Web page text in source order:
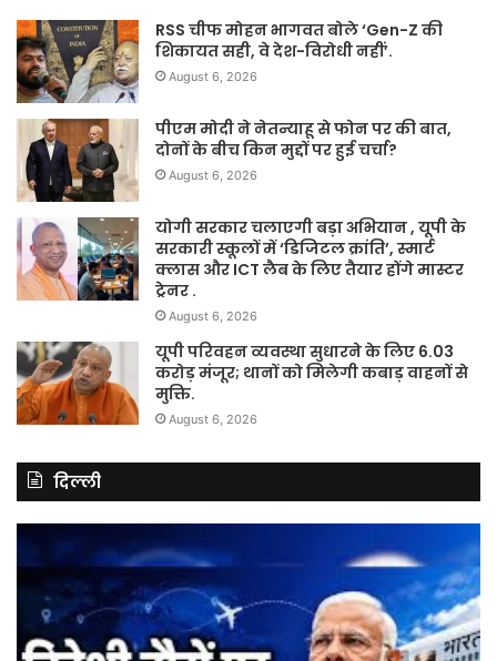
RSS चीफ मोहन भागवत बोले ‘Gen-Z की
शिकायत सही, वे देश-विरोधी नहीं’.
August 6, 2026
पीएम मोदी ने नेतन्याहू से फोन पर की बात,
दोनों के बीच किन मुद्दों पर हुई चर्चा?
August 6, 2026
योगी सरकार चलाएगी बड़ा अभियान , यूपी के
सरकारी स्कूलों में ‘डिजिटल क्रांति’, स्मार्ट
क्लास और ICT लैब के लिए तैयार होंगे मास्टर
ट्रेनर .
August 6, 2026
यूपी परिवहन व्यवस्था सुधारने के लिए 6.03
करोड़ मंजूर; थानों को मिलेगी कबाड़ वाहनों से
मुक्ति.
August 6, 2026
दिल्ली